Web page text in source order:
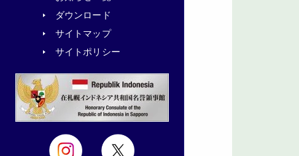
ダウンロード
サイトマップ
サイトポリシー